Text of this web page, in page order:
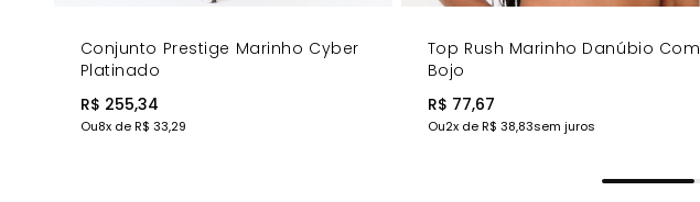
Conjunto Prestige Marinho Cyber
Platinado
R$ 255,34
Ou8x deR$ 33,29
Top Rush Marinho Danúbio Com
Bojo
R$ 77,67
Ou2x deR$ 38,83sem juros